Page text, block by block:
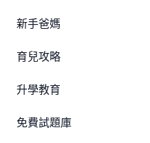
新手爸媽
育兒攻略
升學教育
免費試題庫